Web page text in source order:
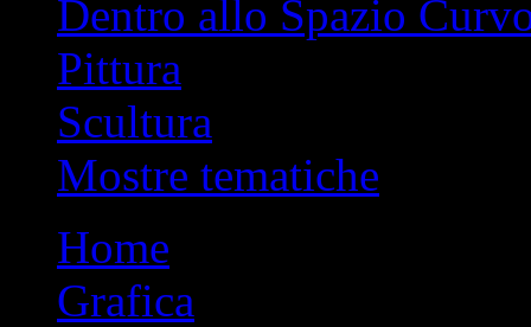
Dentro allo Spazio
Pittura
Scultura
Mostre tematiche
contenutoHome
Grafica